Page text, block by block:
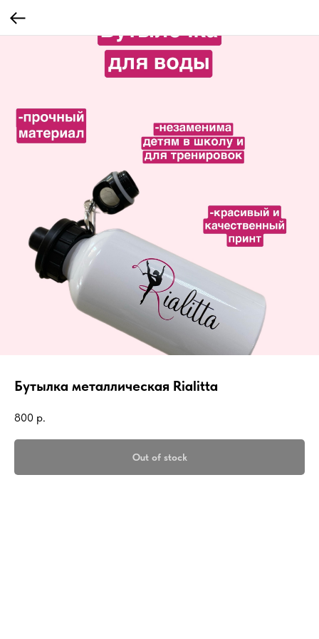
Бутылка металлическая Rialitta
800 р.
Out of stock